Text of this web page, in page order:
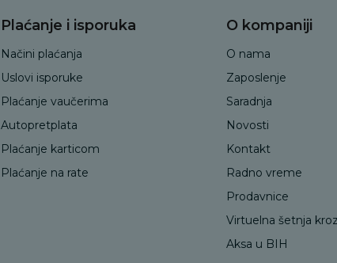
Plaćanje i isporuka
Načini plaćanja
Uslovi isporuke
Plaćanje vaučerima
Autopretplata
Plaćanje karticom
Plaćanje na rate
O kompaniji
O nama
Zaposlenje
Saradnja
Novosti
Kontakt
Radno vreme
Prodavnice
Virtuelna šetnja
Aksa u BIH